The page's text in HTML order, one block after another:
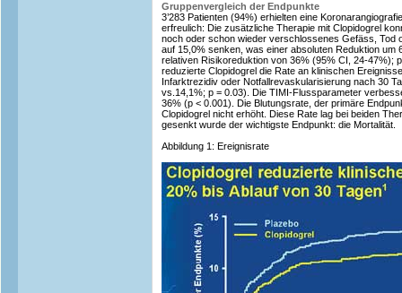
Gruppenvergleich der Endpunkte
3’283 Patienten (94%) erhielten eine
erfreulich: Die zusätzliche Therapie mit Clopidogrel
noch oder schon wieder verschlossenes Gefäss, Tod
auf 15,0% senken, was einer absoluten Reduktion um
relativen Risikoreduktion von 36% (95% CI, 24-47%);
reduzierte Clopidogrel die Rate an klinischen
Infarktrezidiv oder Notfallrevaskularisierung nach 30
vs.14,1%; p = 0.03). Die TIMI-Flussparameter
36% (p < 0.001). Die Blutungsrate, der primäre
Clopidogrel nicht erhöht. Diese Rate lag bei beiden
gesenkt wurde der wichtigste Endpunkt: die Mortalität.
Abbildung 1: Ereignisrate